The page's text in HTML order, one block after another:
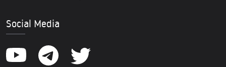
Social Media